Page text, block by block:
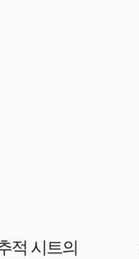
적 시트의